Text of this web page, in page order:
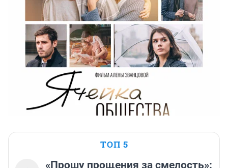
ТОП 5
«Прошу прощения за смелость»: